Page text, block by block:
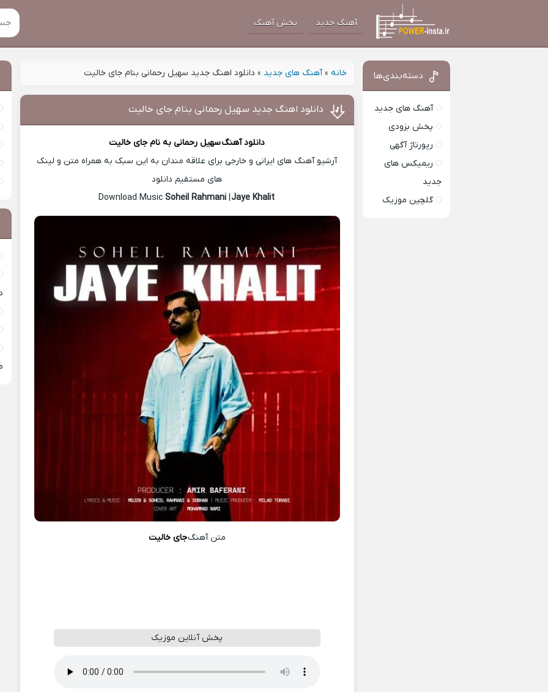
آهنگ جدید پخش آهنگ
خانه »آهنگ های جدید » دانلود اهنگ جدید سهیل رحمانی بنام جای خالیت
دانلود اهنگ جدید سهیل رحمانی بنام جای خالیت
دانلود آهنگسهیل رحمانیبه نام جای خالیت
آرشیو آهنگ های ایرانی و خارجی برای علاقه مندان به این سبک به همراه متن و لینک
های مستقیم دانلود
Soheil Rahmani |Jaye Khalit
متن آهنگجای خالیت
پخش آنلاین موزیک
دسته‌بندی‌ها
آهنگ های جدید
پخش بزودی
رپورتاژ آگهی
ریمیکس های
جدید
گلچین موزیک